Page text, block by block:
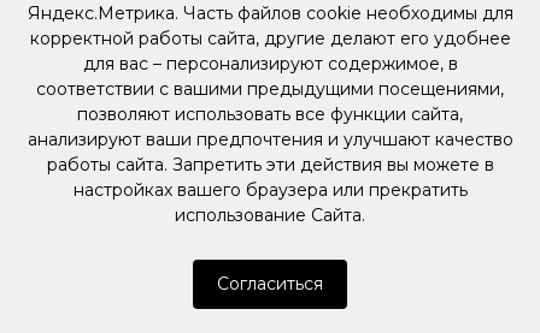
Яндекс.Метрика. Часть файлов cookie необходимы для
корректной работы сайта, другие делают его удобнее
для вас – персонализируют содержимое, в
соответствии с вашими предыдущими посещениями,
позволяют использовать все функции сайта,
анализируют ваши предпочтения и улучшают качество
работы сайта. Запретить эти действия вы можете в
настройках вашего браузера или прекратить
использование Сайта.
Согласиться